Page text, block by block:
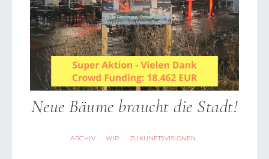
Neue Bäume braucht die Stadt!
ARCHIV · WIR · ZUKUNFTSVISIONEN